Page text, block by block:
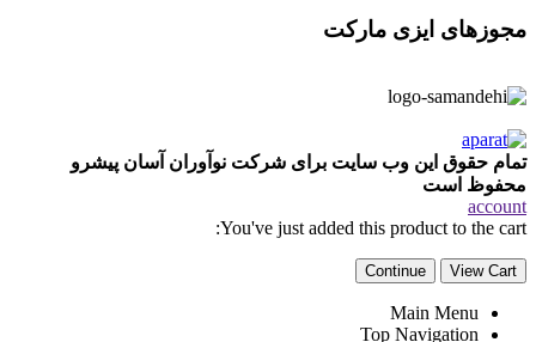
مجوزهای ایزی مارکت
تمام حقوق این وب سایت برای شرکت نوآوران آسان پیشرو
محفوظ است
account
You've just added this product to the cart:
View Cart
Continue
Main Menu
Top Navigation